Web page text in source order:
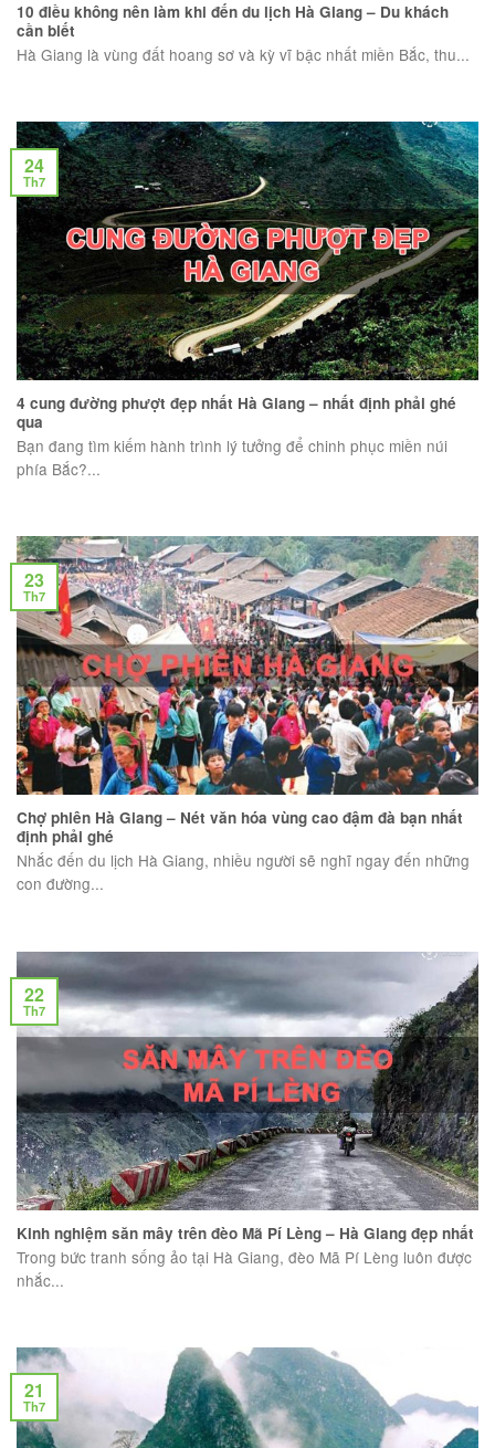
10 điều không nên làm khi đến du lịch Hà Giang – Du khách
cần biết
Hà Giang là vùng đất hoang sơ và kỳ vĩ bậc nhất miền Bắc, thu...
4 cung đường phượt đẹp nhất Hà Giang – nhất định phải ghé
qua
Bạn đang tìm kiếm hành trình lý tưởng để chinh phục miền núi
phía Bắc?...
24
Th7
Chợ phiên Hà Giang – Nét văn hóa vùng cao đậm đà bạn nhất
định phải ghé
Nhắc đến du lịch Hà Giang, nhiều người sẽ nghĩ ngay đến những
con đường...
23
Th7
Kinh nghiệm săn mây trên đèo Mã Pí Lèng – Hà Giang đẹp nhất
Trong bức tranh sống ảo tại Hà Giang, đèo Mã Pí Lèng luôn được
nhắc...
22
Th7
21
Th7